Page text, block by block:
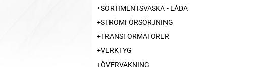
SORTIMENTSVÄSKA - LÅDA
STRÖMFÖRSÖRJNING
TRANSFORMATORER
VERKTYG
ÖVERVAKNING